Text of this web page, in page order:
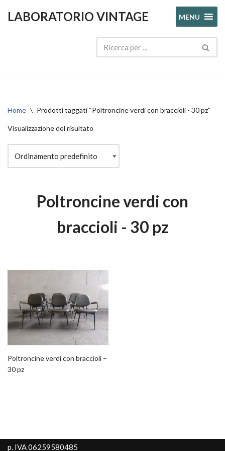
LABORATORIO VINTAGE MENU
Home \ Prodotti taggati “Poltroncine verdi con braccioli - 30 pz”
Visualizzazione del risultato
Poltroncine verdi con
braccioli - 30 pz
Poltroncine verdi con braccioli –
30 pz
p. IVA 06259580485